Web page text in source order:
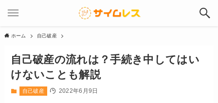
ホーム 自己破産
自己破産の流れは？手続き中してはい
けないことも解説
自己破産 2022年6月9日